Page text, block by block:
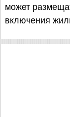
может
включения